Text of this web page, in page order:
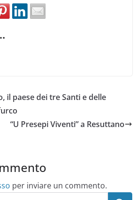
il paese dei tre Santi e delle
“U Presepi Viventi” a Resuttano
per inviare un commento.